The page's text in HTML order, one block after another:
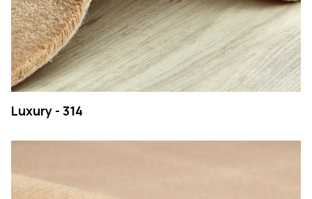
Luxury - 314